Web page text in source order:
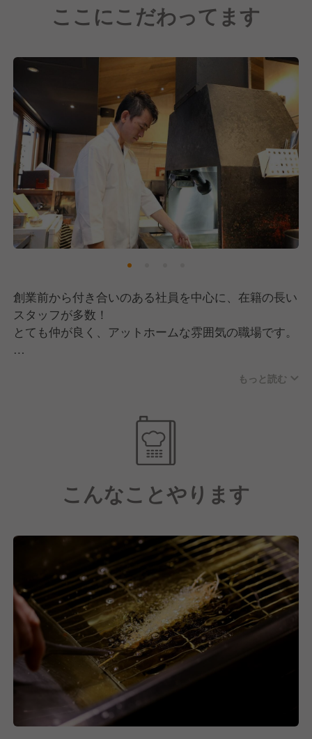
ここにこだわってます
創業前から付き合いのある社員を中心に、在籍の長い
スタッフが多数！
とても仲が良く、アットホームな雰囲気の職場です。
職場づくりを整えています◎
もっと読む
こんなことやります